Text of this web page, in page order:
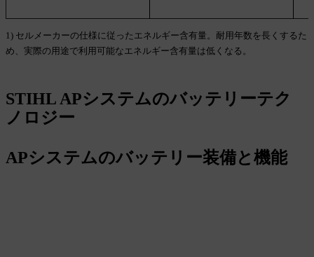
1) セルメーカーの仕様に従ったエネルギー含有量。耐用年数を長くするた
め、実際の用途で利用可能なエネルギー含有量は低くなる。
STIHL APシステムのバッテリーテク
ノロジー
APシステムのバッテリー装備と機能